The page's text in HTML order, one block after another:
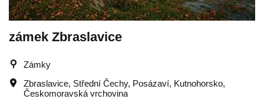
zámek Zbraslavice
Zámky
Zbraslavice, Střední Čechy, Posázaví, Kutnohorsko,
Českomoravská vrchovina